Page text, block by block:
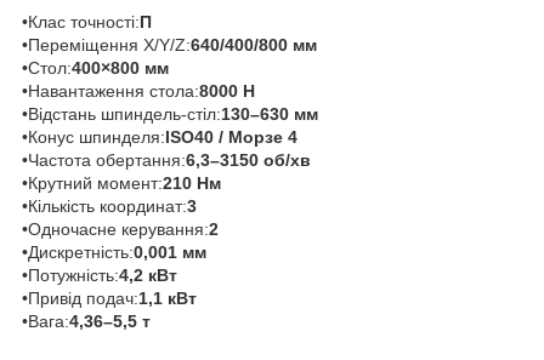
•Клас точності:П
•Переміщення X/Y/Z:640/400/800 мм
•Стол:400×800 мм
•Навантаження стола:8000 Н
•Відстань шпиндель-стіл:130–630 мм
•Конус шпинделя:ISO40 / Морзе 4
•Частота обертання:6,3–3150 об/хв
•Крутний момент:210 Нм
•Кількість координат:3
•Одночасне керування:2
•Дискретність:0,001 мм
•Потужність:4,2 кВт
•Привід подач:1,1 кВт
•Вага:4,36–5,5 т